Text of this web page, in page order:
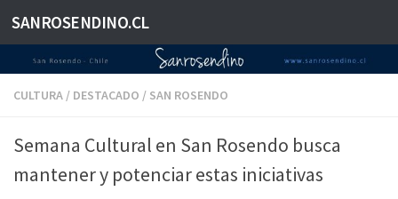
Saltar al contenido
SANROSENDINO.CL
CULTURA / DESTACADO / SAN ROSENDO
Semana Cultural en San Rosendo busca
mantener y potenciar estas iniciativas